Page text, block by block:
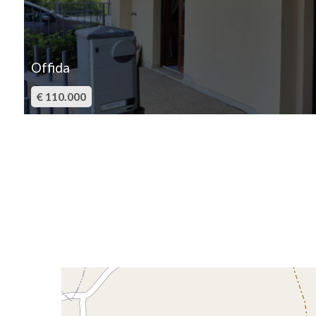
Offida
€ 110.000
Posto auto/Box
Balcone/Terrazzo
Ascensore